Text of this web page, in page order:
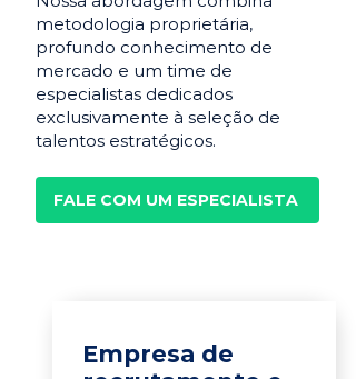
metodologia proprietária,
profundo conhecimento de
mercado e um time de
especialistas dedicados
exclusivamente à seleção de
talentos estratégicos.
FALE COM UM ESPECIALISTA
Empresa de